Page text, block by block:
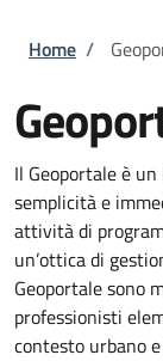
Briciole
Home /
Il Geoportale è
semplicità e
attività di
un’ottica di
Geoportale sono
professionisti
contesto urbano